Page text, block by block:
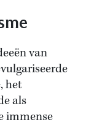
van
het
als
immense